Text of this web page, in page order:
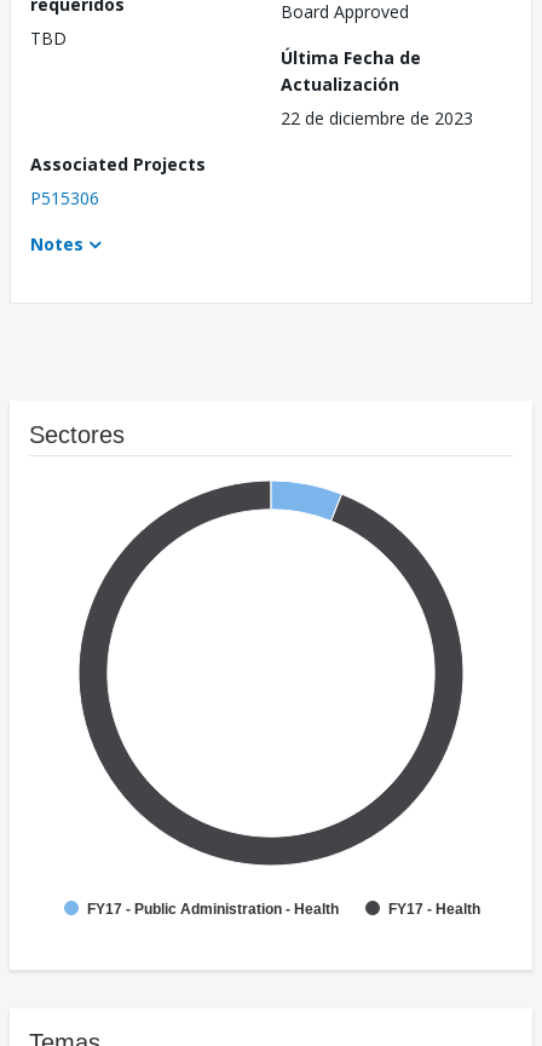
requeridos
TBD
Board Approved
Última Fecha de
Actualización
22 de diciembre de 2023
Associated Projects
P515306
Notes
Sectores
FY17 - Public Administration - Health FY17 - Health